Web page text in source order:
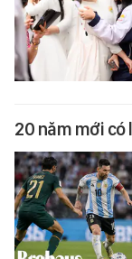
20 năm mới có